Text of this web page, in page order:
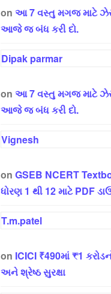
on આ 7 વસ્તુ મગજ માટે
આજે જ બંધ કરી દો.
Dipak parmar
on આ 7 વસ્તુ મગજ માટે
આજે જ બંધ કરી દો.
Vignesh
on GSEB NCERT
ધોરણ 1 થી 12 માટે PDF
T.m.patel
on ICICI ₹490માં ₹1
અને શ્રેષ્ઠ સુરક્ષા